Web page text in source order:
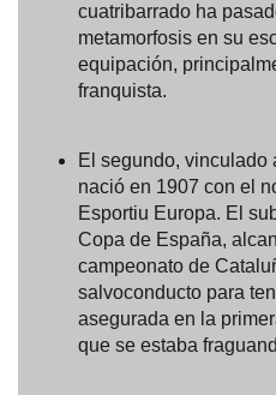
cuatribarrado ha
metamorfosis en su
equipación,
franquista.
El segundo, vinculado
nació en 1907 con el
Esportiu Europa. El
Copa de España,
campeonato de
salvoconducto para
asegurada en la
que se estaba